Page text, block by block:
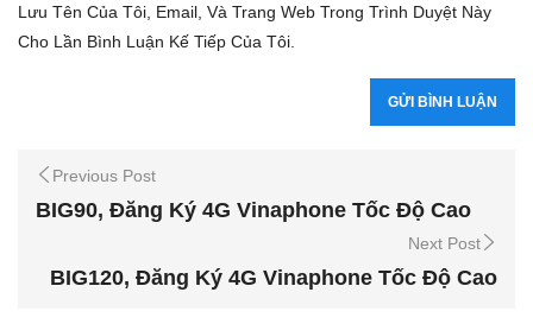
Lưu Tên Của Tôi, Email, Và Trang Web Trong Trình Duyệt Này
Cho Lần Bình Luận Kế Tiếp Của Tôi.
Previous Post
BIG90, Đăng Ký 4G Vinaphone Tốc Độ Cao
Next Post
BIG120, Đăng Ký 4G Vinaphone Tốc Độ Cao